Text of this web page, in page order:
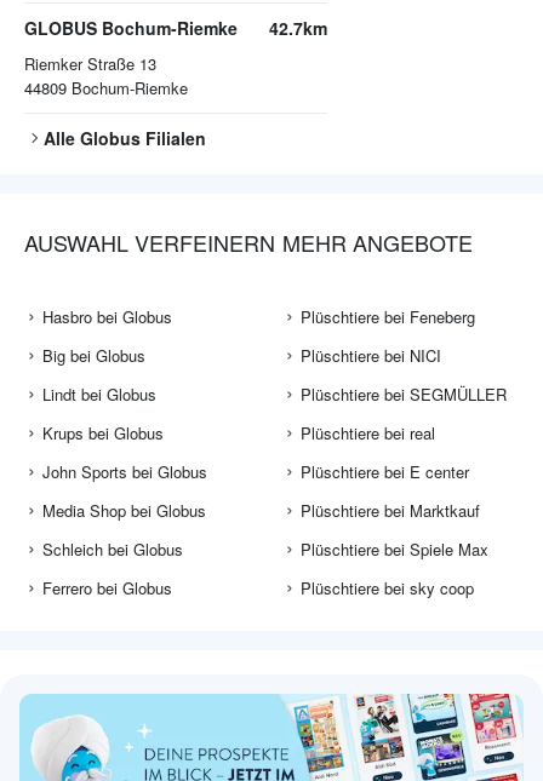
GLOBUS Bochum-Riemke
Riemker Straße 13
44809 Bochum-Riemke
42.7km
Alle Globus Filialen
AUSWAHL VERFEINERN
Hasbro bei Globus
Big bei Globus
Lindt bei Globus
Krups bei Globus
John Sports bei Globus
Media Shop bei Globus
Schleich bei Globus
Ferrero bei Globus
MEHR ANGEBOTE
Plüschtiere bei Feneberg
Plüschtiere bei NICI
Plüschtiere bei SEGMÜLLER
Plüschtiere bei real
Plüschtiere bei E center
Plüschtiere bei Marktkauf
Plüschtiere bei Spiele Max
Plüschtiere bei sky coop